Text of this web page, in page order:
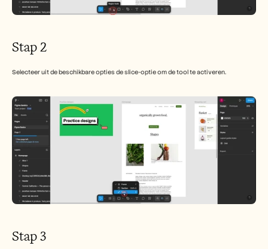
Stap 2
Selecteer uit de beschikbare opties de slice-optie om de tool te activeren.
Stap 3